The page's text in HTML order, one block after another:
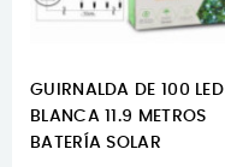
GUIRNALDA DE 100 LED
BLANCA 11.9 METROS
BATERÍA SOLAR